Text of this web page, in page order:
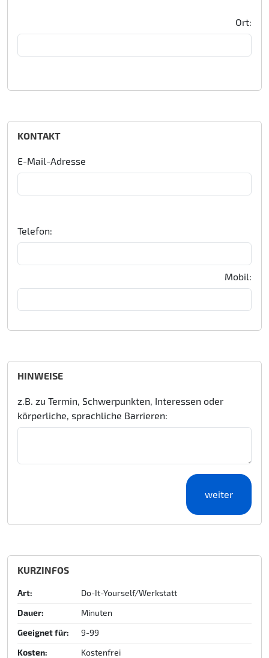
Ort:
KONTAKT
E-Mail-Adresse
Telefon:
Mobil:
HINWEISE
z.B. zu Termin, Schwerpunkten, Interessen oder
körperliche, sprachliche Barrieren:
KURZINFOS
Art:
Do-It-Yourself/Werkstatt
Dauer:
Minuten
Geeignet für:
9-99
Kosten:
Kostenfrei